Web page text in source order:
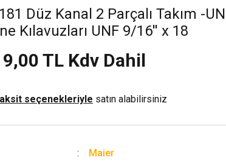
Düz Kanal 2 Parçalı Takım -
Kılavuzları UNF 9/16'' x 18
TL Kdv Dahil
seçenekleriyle satın alabilirsiniz
Maier